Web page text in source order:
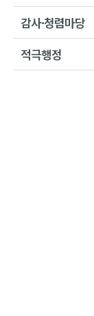
감사·청렴마당
적극행정